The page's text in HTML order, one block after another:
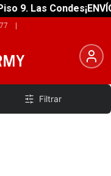
9. Las Condes
|
Filtrar